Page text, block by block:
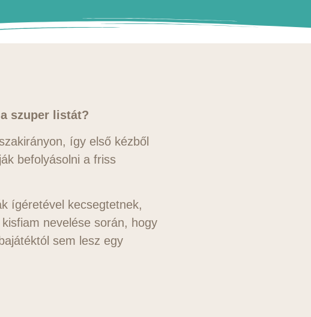
szuper listát?
így első kézből
befolyásolni a friss
ígéretével kecsegtetnek,
nevelése során, hogy
sem lesz egy